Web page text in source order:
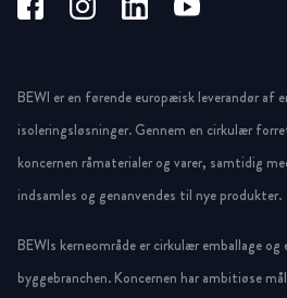
BEWI er en førende europæisk leverandør af
isoleringsløsninger. Gennem en cirkulær
koncernen råmaterialer og varer, samtidig
indsamles og genanvendes til nye produkter.
BEWIs kerneområde er cirkulær emballage
byggebranchen. Koncernen har ambitiøse